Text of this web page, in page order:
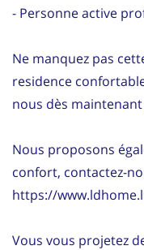
- Personne active
Ne manquez pas
residence
nous dès
Nous proposons
confort, contactez-
https://
Vous vous projetez